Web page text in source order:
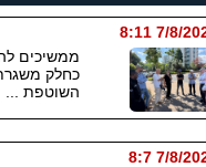
7/8/2026
ממשיכים
כחלק
השוטפת ...
7/8/2026